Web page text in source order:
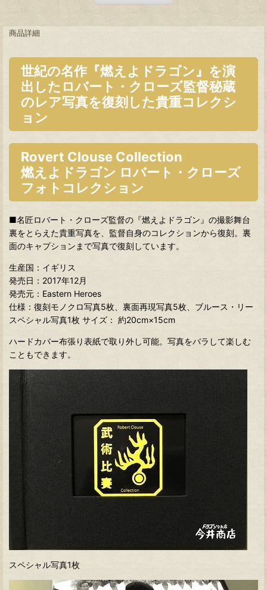
商品詳細
世紀の名作『燃えよドラゴン』を演
出したロバート・クローズ監督秘蔵
のレア写真を復刻した貴重コレクシ
ョン
Rovert Clouse Collection
燃えよドラゴン ロバート・クローズ
フォトコレクション
■名匠ロバート・クローズ監督の『燃えよドラゴン』の撮影舞台
裏をとらえた貴重写真を、監督自身のコレクションから復刻。裏
面のキャプションまで写真で復刻しています。
生産国：イギリス
発売日：2017年12月
発売元：Eastern Heroes
仕様：復刻モノクロ写真5枚、裏面再現写真5枚、ブルース・リー
スペシャル写真1枚 サイズ： 約20cm×15cm
ハードカバー布張り表紙で取り外し可能。写真をバラして楽しむ
こともできます。
スペシャル写真1枚